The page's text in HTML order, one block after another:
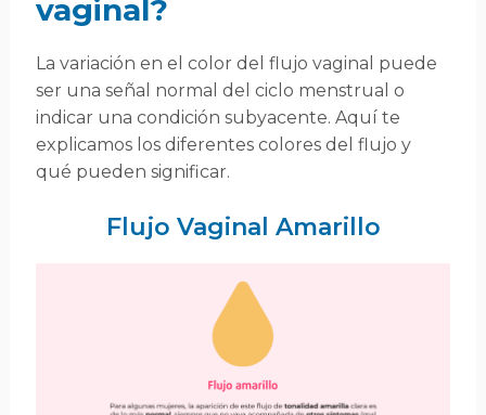
vaginal?
La variación en el color del flujo vaginal puede
ser una señal normal del ciclo menstrual o
indicar una condición subyacente. Aquí te
explicamos los diferentes colores del flujo y
qué pueden significar.
Flujo Vaginal Amarillo